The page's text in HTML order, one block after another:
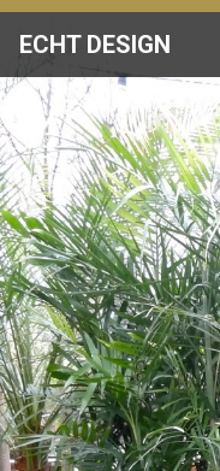
ECHT DESIGN